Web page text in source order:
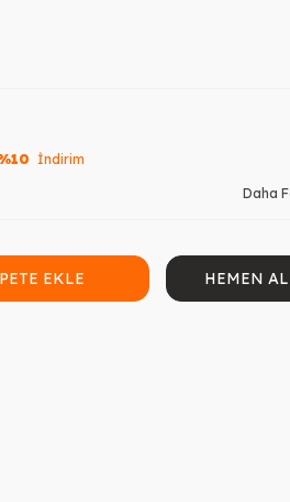
İndirim
Daha
EKLE HEMEN AL